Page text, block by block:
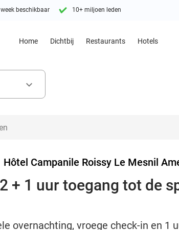
beschikbaar 10+ miljoen leden
Home Dichtbij Restaurants Hotels
keyboard_arrow_down
Hôtel Campanile Roissy Le Mesnil
+ 1 uur toegang tot de
overnachting, vroege check-in en 1